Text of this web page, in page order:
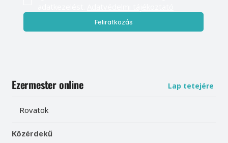
Feliratkozás
Ezermester online Lap tetejére
Rovatok
Közérdekű